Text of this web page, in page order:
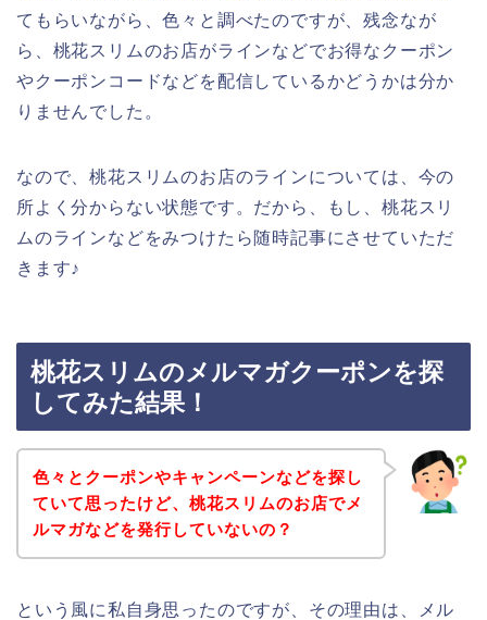
てもらいながら、色々と調べたのですが、残念なが
ら、桃花スリムのお店がラインなどでお得なクーポン
やクーポンコードなどを配信しているかどうかは分か
りませんでした。
なので、桃花スリムのお店のラインについては、今の
所よく分からない状態です。だから、もし、桃花スリ
ムのラインなどをみつけたら随時記事にさせていただ
きます♪
桃花スリムのメルマガクーポンを探
してみた結果！
色々とクーポンやキャンペーンなどを探し
ていて思ったけど、桃花スリムのお店でメ
ルマガなどを発行していないの？
という風に私自身思ったのですが、その理由は、メル